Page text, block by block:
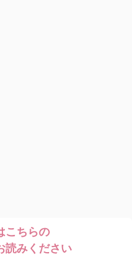
こちらの
読みください